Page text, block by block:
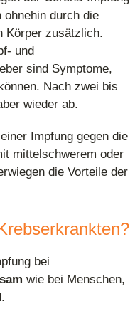
ohnehin durch die
Körper zusätzlich.
und
sind Symptome,
Nach zwei bis
wieder ab.
Impfung gegen die
mittelschwerem oder
die Vorteile der
bei
wie bei Menschen,